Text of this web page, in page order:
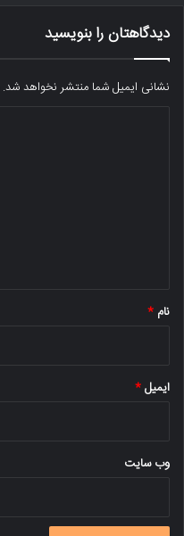
دیدگاهتان را بنویسید
نشانی ایمیل شما منتشر نخواهد شد.
نام *
ایمیل*
وب‌ سایت